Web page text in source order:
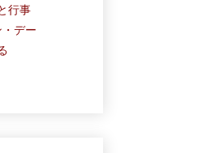
行事
デー